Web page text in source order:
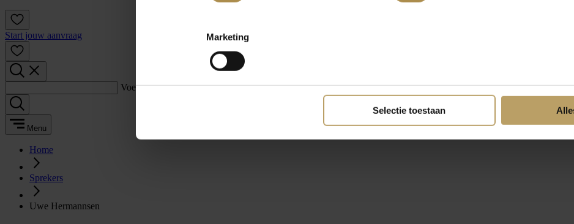
Marketing
Selectie toestaan
Start jouw aanvraag
Voer een zoekterm in:
Menu
Home
Sprekers
Uwe Hermannsen